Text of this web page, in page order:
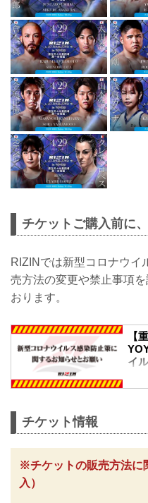
チケットご購入前に
RIZINでは新型コロナウイ
売方法の変更や禁止事項
おります。
【
イ
と
新
つい
を問
しま
チケット情報
※チケットの販売方法に
入）